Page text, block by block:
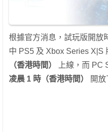
根據官方消息，試玩版開放
中 PS5 及 Xbox Series X|S
（香港時間）
上線，而 PC
凌晨 1 時（香港時間） 開放